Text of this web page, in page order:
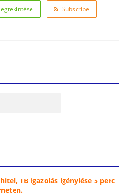
Subscribe
TB igazolás igénylése 5 perc